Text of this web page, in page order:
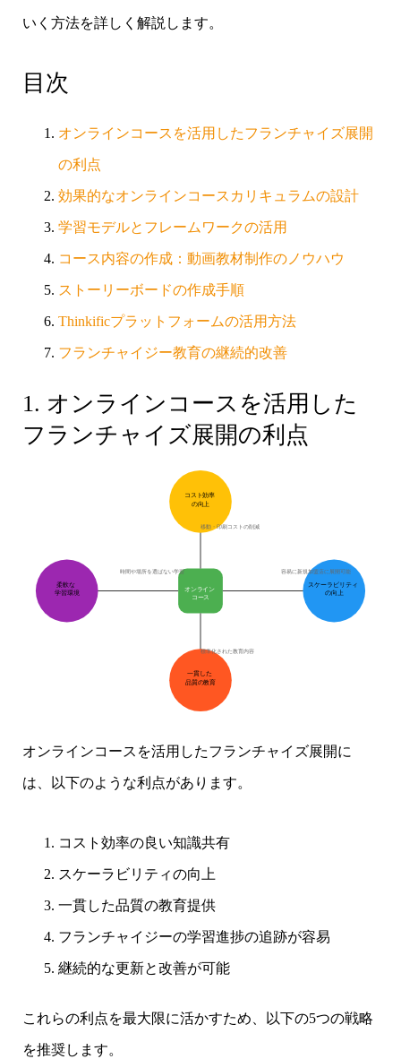
いく方法を詳しく解説します。
目次
オンラインコースを活用したフランチャイズ展開
の利点
効果的なオンラインコースカリキュラムの設計
学習モデルとフレームワークの活用
コース内容の作成：動画教材制作のノウハウ
ストーリーボードの作成手順
Thinkificプラットフォームの活用方法
フランチャイジー教育の継続的改善
1. オンラインコースを活用した
フランチャイズ展開の利点
オンライン
コース
コスト効率
の向上
スケーラビリティ
の向上
一貫した
品質の教育
柔軟な
学習環境
移動・印刷コストの削減
容易に新規加盟店に展開可能
標準化された教育内容
時間や場所を選ばない学習
オンラインコースを活用したフランチャイズ展開に
は、以下のような利点があります。
コスト効率の良い知識共有
スケーラビリティの向上
一貫した品質の教育提供
フランチャイジーの学習進捗の追跡が容易
継続的な更新と改善が可能
これらの利点を最大限に活かすため、以下の5つの戦略
を推奨します。